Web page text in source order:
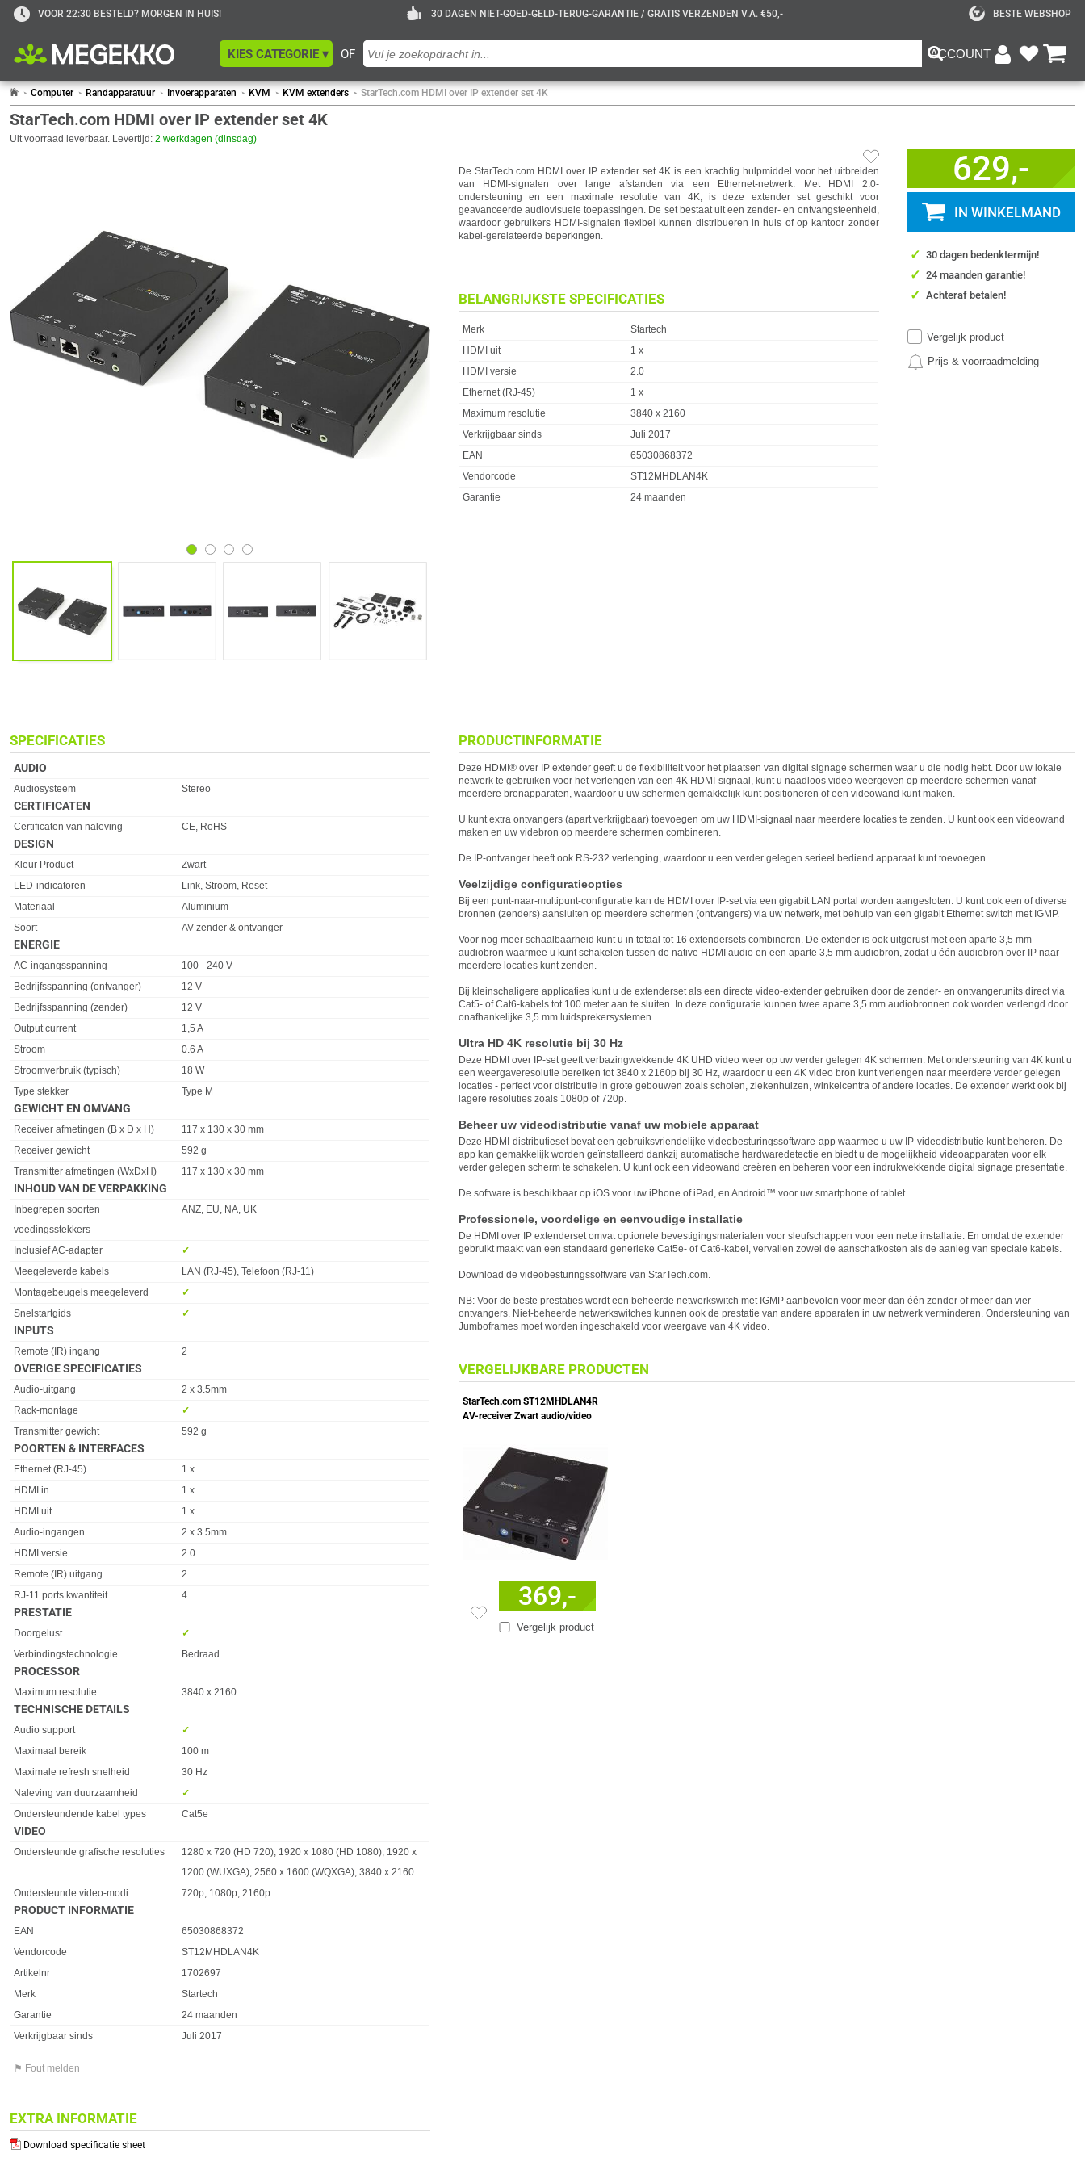
VOOR 22:30 BESTELD? MORGEN IN HUIS! 30 DAGEN NIET-GOED-GELD-TERUG-GARANTIE / GRATIS VERZENDEN V.A. €50,- BESTE WEBSHOP
OF
KIES CATEGORIE ▾ ACCOUNT
Computer Randapparatuur Invoerapparaten KVM KVM extenders StarTech.com HDMI over IP extender set 4K
StarTech.com HDMI over IP extender set 4K
Uit voorraad leverbaar. Levertijd: 2 werkdagen (dinsdag)
De StarTech.com HDMI over IP extender set 4K is een krachtig hulpmiddel voor het uitbreiden
van HDMI-signalen over lange afstanden via een Ethernet-netwerk. Met HDMI 2.0-
ondersteuning en een maximale resolutie van 4K, is deze extender set geschikt voor
geavanceerde audiovisuele toepassingen. De set bestaat uit een zender- en ontvangsteenheid,
waardoor gebruikers HDMI-signalen flexibel kunnen distribueren in huis of op kantoor zonder
kabel-gerelateerde beperkingen.
BELANGRIJKSTE SPECIFICATIES
Eigenschap
Merk
Startech
HDMI uit
1 x
HDMI versie
2.0
Ethernet (RJ-45)
1 x
Maximum resolutie
3840 x 2160
Verkrijgbaar sinds
Juli 2017
EAN
65030868372
Vendorcode
ST12MHDLAN4K
Garantie
24 maanden
629,-
IN WINKELMAND
✓ 30 dagen bedenktermijn!
✓ 24 maanden garantie!
✓ Achteraf betalen!
Vergelijk product
Prijs & voorraadmelding
SPECIFICATIES
AUDIO
Eigenschap Waarde
Audiosysteem Stereo
CERTIFICATEN
Eigenschap Waarde
Certificaten van naleving CE, RoHS
DESIGN
Eigenschap Waarde
Kleur Product
Zwart
LED-indicatoren
Link, Stroom, Reset
Materiaal
Aluminium
Soort
AV-zender & ontvanger
ENERGIE
Eigenschap Waarde
AC-ingangsspanning
100 - 240 V
Bedrijfsspanning (ontvanger)
12 V
Bedrijfsspanning (zender)
12 V
Output current
1,5 A
Stroom
0.6 A
Stroomverbruik (typisch)
18 W
Type stekker
Type M
GEWICHT EN OMVANG
Eigenschap Waarde
Receiver afmetingen (B x D x H)
117 x 130 x 30 mm
Receiver gewicht
592 g
Transmitter afmetingen (WxDxH)
117 x 130 x 30 mm
INHOUD VAN DE VERPAKKING
Eigenschap Waarde
Inbegrepen soorten
voedingsstekkers
ANZ, EU, NA, UK
Inclusief AC-adapter
✓︎
Meegeleverde kabels
LAN (RJ-45), Telefoon (RJ-11)
Montagebeugels meegeleverd
✓︎
Snelstartgids
✓︎
INPUTS
Eigenschap Waarde
Remote (IR) ingang 2
OVERIGE SPECIFICATIES
Eigenschap Waarde
Audio-uitgang
2 x 3.5mm
Rack-montage
✓︎
Transmitter gewicht
592 g
POORTEN & INTERFACES
Eigenschap Waarde
Ethernet (RJ-45)
1 x
HDMI in
1 x
HDMI uit
1 x
Audio-ingangen
2 x 3.5mm
HDMI versie
2.0
Remote (IR) uitgang
2
RJ-11 ports kwantiteit
4
PRESTATIE
Eigenschap
Doorgelust
✓︎
Verbindingstechnologie
Bedraad
PROCESSOR
Eigenschap Waarde
Maximum resolutie 3840 x 2160
TECHNISCHE DETAILS
Eigenschap Waarde
Audio support
✓︎
Maximaal bereik
100 m
Maximale refresh snelheid
30 Hz
Naleving van duurzaamheid
✓︎
Ondersteundende kabel types
Cat5e
VIDEO
Eigenschap Waarde
Ondersteunde grafische resoluties
1280 x 720 (HD 720), 1920 x 1080 (HD 1080), 1920 x
1200 (WUXGA), 2560 x 1600 (WQXGA), 3840 x 2160
Ondersteunde video-modi
720p, 1080p, 2160p
PRODUCT INFORMATIE
EAN
65030868372
Vendorcode
ST12MHDLAN4K
Artikelnr
1702697
Merk
Startech
Garantie
24 maanden
Verkrijgbaar sinds
Juli 2017
⚑ Fout melden
EXTRA INFORMATIE
Download specificatie sheet
PRODUCTINFORMATIE
Deze HDMI® over IP extender geeft u de flexibiliteit voor het plaatsen van digital signage schermen waar u die nodig hebt. Door uw lokale
netwerk te gebruiken voor het verlengen van een 4K HDMI-signaal, kunt u naadloos video weergeven op meerdere schermen vanaf
meerdere bronapparaten, waardoor u uw schermen gemakkelijk kunt positioneren of een videowand kunt maken.
U kunt extra ontvangers (apart verkrijgbaar) toevoegen om uw HDMI-signaal naar meerdere locaties te zenden. U kunt ook een videowand
maken en uw videbron op meerdere schermen combineren.
De IP-ontvanger heeft ook RS-232 verlenging, waardoor u een verder gelegen serieel bediend apparaat kunt toevoegen.
Veelzijdige configuratieopties
Bij een punt-naar-multipunt-configuratie kan de HDMI over IP-set via een gigabit LAN portal worden aangesloten. U kunt ook een of diverse
bronnen (zenders) aansluiten op meerdere schermen (ontvangers) via uw netwerk, met behulp van een gigabit Ethernet switch met IGMP.
Voor nog meer schaalbaarheid kunt u in totaal tot 16 extendersets combineren. De extender is ook uitgerust met een aparte 3,5 mm
audiobron waarmee u kunt schakelen tussen de native HDMI audio en een aparte 3,5 mm audiobron, zodat u één audiobron over IP naar
meerdere locaties kunt zenden.
Bij kleinschaligere applicaties kunt u de extenderset als een directe video-extender gebruiken door de zender- en ontvangerunits direct via
Cat5- of Cat6-kabels tot 100 meter aan te sluiten. In deze configuratie kunnen twee aparte 3,5 mm audiobronnen ook worden verlengd door
onafhankelijke 3,5 mm luidsprekersystemen.
Ultra HD 4K resolutie bij 30 Hz
Deze HDMI over IP-set geeft verbazingwekkende 4K UHD video weer op uw verder gelegen 4K schermen. Met ondersteuning van 4K kunt u
een weergaveresolutie bereiken tot 3840 x 2160p bij 30 Hz, waardoor u een 4K video bron kunt verlengen naar meerdere verder gelegen
locaties - perfect voor distributie in grote gebouwen zoals scholen, ziekenhuizen, winkelcentra of andere locaties. De extender werkt ook bij
lagere resoluties zoals 1080p of 720p.
Beheer uw videodistributie vanaf uw mobiele apparaat
Deze HDMI-distributieset bevat een gebruiksvriendelijke videobesturingssoftware-app waarmee u uw IP-videodistributie kunt beheren. De
app kan gemakkelijk worden geïnstalleerd dankzij automatische hardwaredetectie en biedt u de mogelijkheid videoapparaten voor elk
verder gelegen scherm te schakelen. U kunt ook een videowand creëren en beheren voor een indrukwekkende digital signage presentatie.
De software is beschikbaar op iOS voor uw iPhone of iPad, en Android™ voor uw smartphone of tablet.
Professionele, voordelige en eenvoudige installatie
De HDMI over IP extenderset omvat optionele bevestigingsmaterialen voor sleufschappen voor een nette installatie. En omdat de extender
gebruikt maakt van een standaard generieke Cat5e- of Cat6-kabel, vervallen zowel de aanschafkosten als de aanleg van speciale kabels.
Download de videobesturingssoftware van StarTech.com.
NB: Voor de beste prestaties wordt een beheerde netwerkswitch met IGMP aanbevolen voor meer dan één zender of meer dan vier
ontvangers. Niet-beheerde netwerkswitches kunnen ook de prestatie van andere apparaten in uw netwerk verminderen. Ondersteuning van
Jumboframes moet worden ingeschakeld voor weergave van 4K video.
VERGELIJKBARE PRODUCTEN
StarTech.com ST12MHDLAN4R
AV-receiver Zwart audio/video
Vergelijk product
369,-